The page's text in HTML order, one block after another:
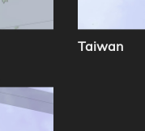
Taiwan